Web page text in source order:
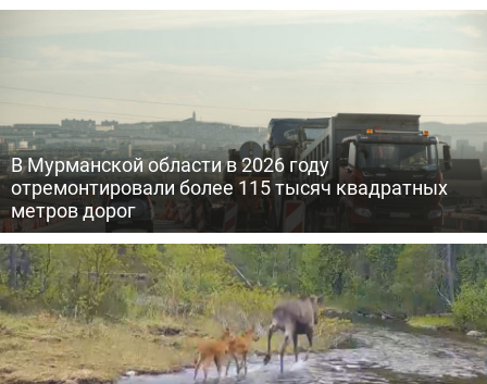
В Мурманской области в 2026 году
отремонтировали более 115 тысяч квадратных
метров дорог